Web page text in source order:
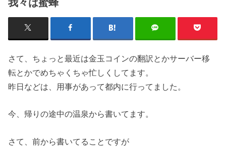
我々は蜜蜂
さて、ちょっと最近は金玉コインの翻訳とかサーバー移
転とかでめちゃくちゃ忙しくしてます。
昨日などは、用事があって都内に行ってました。
今、帰りの途中の温泉から書いてます。
さて、前から書いてることですが